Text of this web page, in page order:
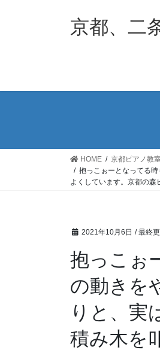
ス
ン
京都、二
HOME
京都ピアノ教
抱っこぉーとなってる
よくしています。京都の森
2021年10月6日 / 最終
抱っこぉ
の動きを
りと、実
積み木を